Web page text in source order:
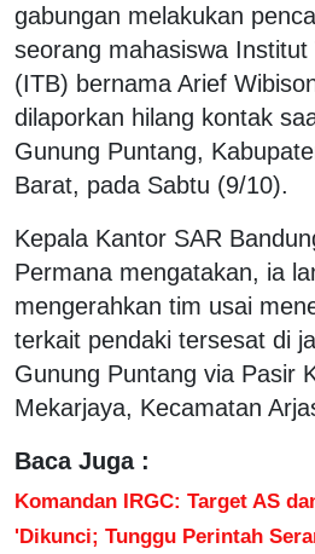
gabungan melakukan
seorang mahasiswa Institut
(ITB) bernama Arief
dilaporkan hilang kontak
Gunung Puntang,
Barat, pada Sabtu (9/10).
Kepala Kantor SAR
Permana mengatakan, ia
mengerahkan tim usai
terkait pendaki tersesat di
Gunung Puntang via Pasir
Mekarjaya, Kecamatan
Baca Juga :
Komandan IRGC: Target AS
'Dikunci; Tunggu Perintah